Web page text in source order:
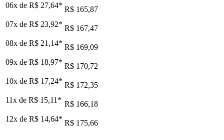
06x de R$ 27,64* R$ 165,87
07x de R$ 23,92* R$ 167,47
08x de R$ 21,14* R$ 169,09
09x de R$ 18,97* R$ 170,72
10x de R$ 17,24* R$ 172,35
11x de R$ 15,11 * R$ 166,18
12x de R$ 14,64* R$ 175,66